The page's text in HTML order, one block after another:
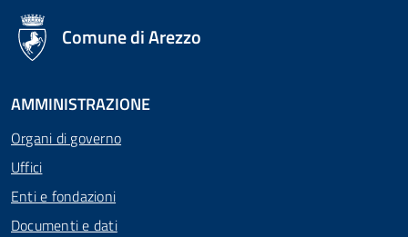
logo Unione Europea
Comune di Arezzo
AMMINISTRAZIONE
Organi di governo
Uffici
Enti e fondazioni
Documenti e dati